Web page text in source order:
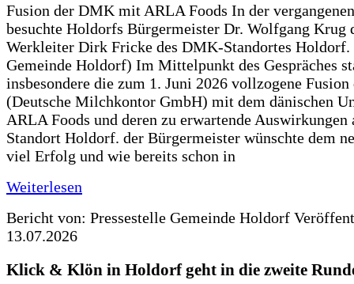
Fusion der DMK mit ARLA Foods In der
besuchte Holdorfs Bürgermeister Dr. Wolfgang Krug
Werkleiter Dirk Fricke des DMK-Standortes Holdorf.
Gemeinde Holdorf) Im Mittelpunkt des Gespräches
insbesondere die zum 1. Juni 2026 vollzogene
(Deutsche Milchkontor GmbH) mit dem dänischen
ARLA Foods und deren zu erwartende Auswirkungen
Standort Holdorf. der Bürgermeister wünschte dem
viel Erfolg und wie bereits schon in
Weiterlesen
Bericht von: Pressestelle Gemeinde Holdorf
13.07.2026
Klick & Klön in Holdorf geht in die zweite